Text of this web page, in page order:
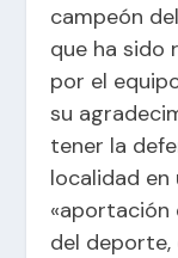
campeón
que ha sido
por el
su
tener la
localidad
«aportación
del deporte,